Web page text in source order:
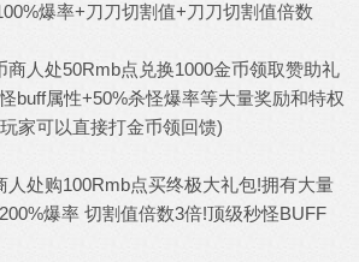
爆率+刀刀切割值+刀刀切割值倍数
人处50Rmb点兑换1000金币领取赞助礼
buff属性+50%杀怪爆率等大量奖励和特权
家可以直接打金币领回馈)
处购100Rmb点买终极大礼包!拥有大量
爆率 切割值倍数3倍!顶级秒怪BUFF